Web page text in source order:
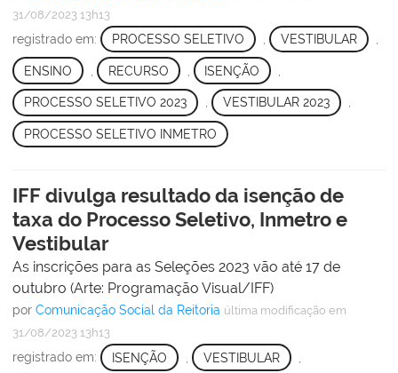
31/08/2023 13h13
registrado em: PROCESSO SELETIVO VESTIBULAR
ENSINO RECURSO ISENÇÃO
PROCESSO SELETIVO 2023 , VESTIBULAR 2023 ,
PROCESSO SELETIVO INMETRO
IFF divulga resultado da isenção de
taxa do Processo Seletivo, Inmetro e
Vestibular
As inscrições para as Seleções 2023 vão até 17 de
outubro (Arte: Programação Visual/IFF)
por Comunicação Social da Reitoria última modificação em
31/08/2023 13h13
registrado em: ISENÇÃO VESTIBULAR